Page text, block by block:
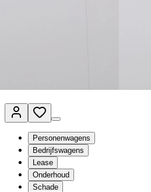
Personenwagens
Bedrijfswagens
Lease
Onderhoud
Schade